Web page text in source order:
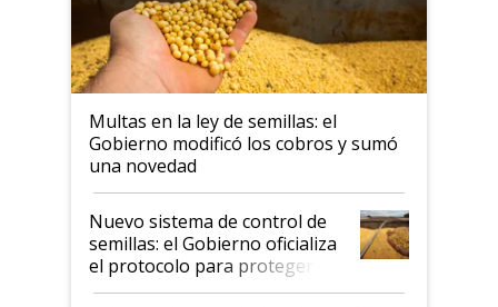
Multas en la ley de semillas: el
Gobierno modificó los cobros y sumó
una novedad
Nuevo sistema de control de
semillas: el Gobierno oficializa
el protocolo para proteger la
propiedad intelectual